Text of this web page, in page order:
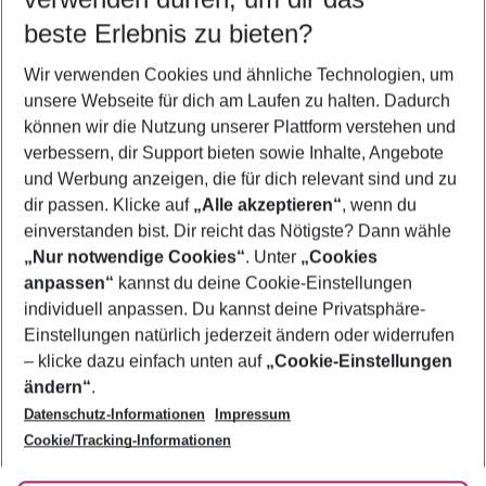
5-8 Nächte
2 Erwachsene Keine Kinder
Mehr Filter anzeigen
Footer
Footer navigation
Über uns
AGB
Bestpreisgarantie
Cookie-Einstellungen ändern
Cookie-Richtlinie
Agenturbetreuung
Barrierefreies Reisen
Folge uns
beste Erlebnis zu bieten?
Wir verwenden Cookies und ähnliche Technologien, um
unsere Webseite für dich am Laufen zu halten. Dadurch
können wir die Nutzung unserer Plattform verstehen und
verbessern, dir Support bieten sowie Inhalte, Angebote
und Werbung anzeigen, die für dich relevant sind und zu
dir passen. Klicke auf „Alle akzeptieren“, wenn du
einverstanden bist. Dir reicht das Nötigste? Dann wähle
„Nur notwendige Cookies“. Unter „Cookies
anpassen“ kannst du deine Cookie-Einstellungen
individuell anpassen. Du kannst deine Privatsphäre-
Einstellungen natürlich jederzeit ändern oder widerrufen
– klicke dazu einfach unten auf „Cookie-Einstellungen
ändern“.
Datenschutz-Informationen
Impressum
Cookie/Tracking-Informationen